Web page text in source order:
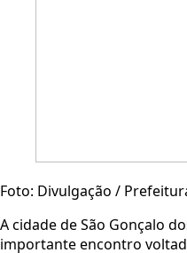
Foto: Divulgação /
A cidade de São Gonçalo
importante encontro